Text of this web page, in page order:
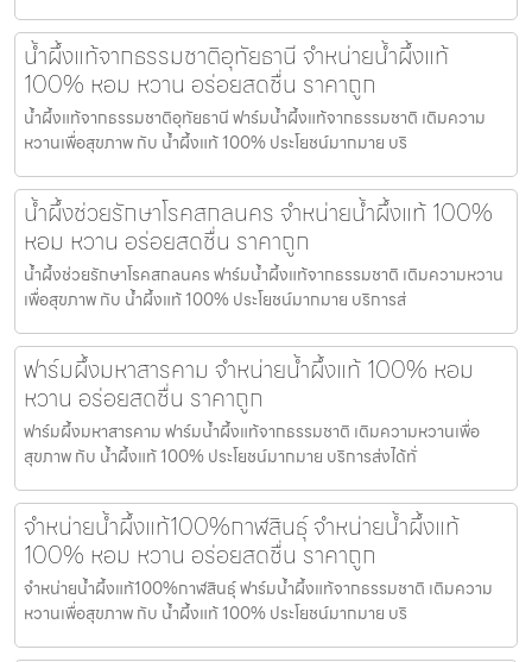
น้ำผึ้งแท้จากธรรมชาติอุทัยธานี จำหน่ายน้ำผึ้งแท้
100% หอม หวาน อร่อยสดชื่น ราคาถูก
น้ำผึ้งแท้จากธรรมชาติอุทัยธานี ฟาร์มน้ำผึ้งแท้จากธรรมชาติ เติมความ
หวานเพื่อสุขภาพ กับ น้ำผึ้งแท้ 100% ประโยชน์มากมาย บริ
น้ำผึ้งช่วยรักษาโรคสกลนคร จำหน่ายน้ำผึ้งแท้ 100%
หอม หวาน อร่อยสดชื่น ราคาถูก
น้ำผึ้งช่วยรักษาโรคสกลนคร ฟาร์มน้ำผึ้งแท้จากธรรมชาติ เติมความหวาน
เพื่อสุขภาพ กับ น้ำผึ้งแท้ 100% ประโยชน์มากมาย บริการส่
ฟาร์มผึ้งมหาสารคาม จำหน่ายน้ำผึ้งแท้ 100% หอม
หวาน อร่อยสดชื่น ราคาถูก
ฟาร์มผึ้งมหาสารคาม ฟาร์มน้ำผึ้งแท้จากธรรมชาติ เติมความหวานเพื่อ
สุขภาพ กับ น้ำผึ้งแท้ 100% ประโยชน์มากมาย บริการส่งได้ทั่
จำหน่ายน้ำผึ้งแท้100%กาฬสินธุ์ จำหน่ายน้ำผึ้งแท้
100% หอม หวาน อร่อยสดชื่น ราคาถูก
จำหน่ายน้ำผึ้งแท้100%กาฬสินธุ์ ฟาร์มน้ำผึ้งแท้จากธรรมชาติ เติมความ
หวานเพื่อสุขภาพ กับ น้ำผึ้งแท้ 100% ประโยชน์มากมาย บริ